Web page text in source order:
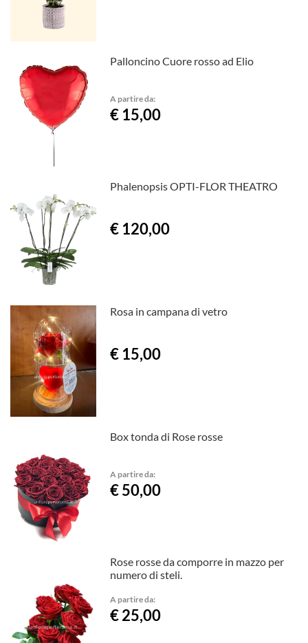
Palloncino Cuore rosso ad Elio
A partire da:
€ 15,00
Phalenopsis OPTI-FLOR THEATRO
€ 120,00
Rosa in campana di vetro
€ 15,00
Box tonda di Rose rosse
A partire da:
€ 50,00
Rose rosse da comporre in mazzo per
numero di steli.
A partire da:
€ 25,00